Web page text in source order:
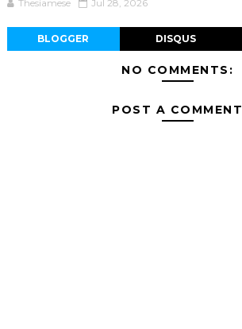
Thesiamese Jul 28, 2026
BLOGGER DISQUS
NO COMMENTS:
POST A COMMENT